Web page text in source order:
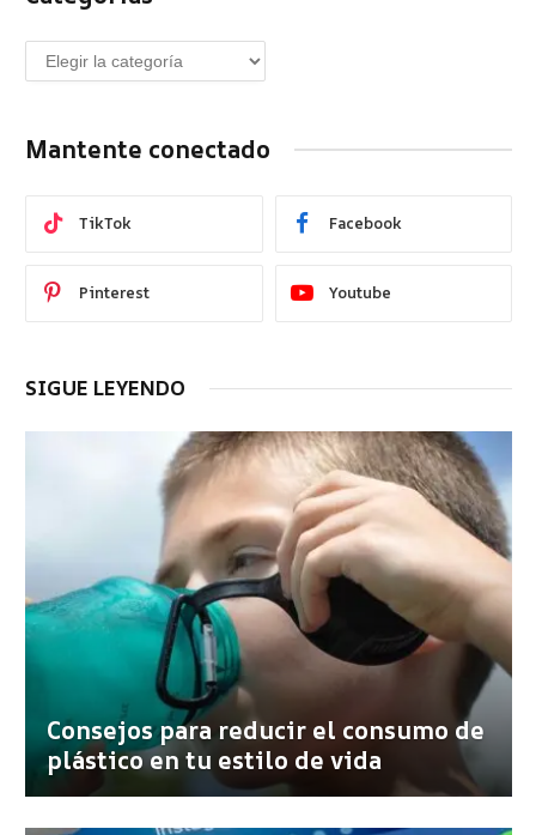
Mantente conectado
TikTok Facebook
Pinterest Youtube
SIGUE LEYENDO
Consejos para reducir el consumo de
plástico en tu estilo de vida